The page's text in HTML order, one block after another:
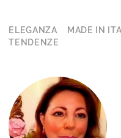
ELEGANZA MADE IN
TENDENZE